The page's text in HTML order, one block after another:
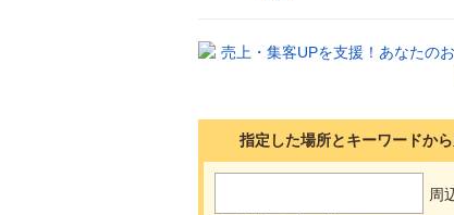
指定した場所とキーワードか
周